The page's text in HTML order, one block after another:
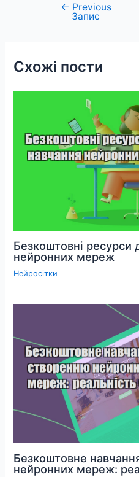
Навігація
← Previous
Запис
Схожі пости
Безкоштовні ресурси
нейронних мереж
Нейросітки
Безкоштовне
нейронних мереж: